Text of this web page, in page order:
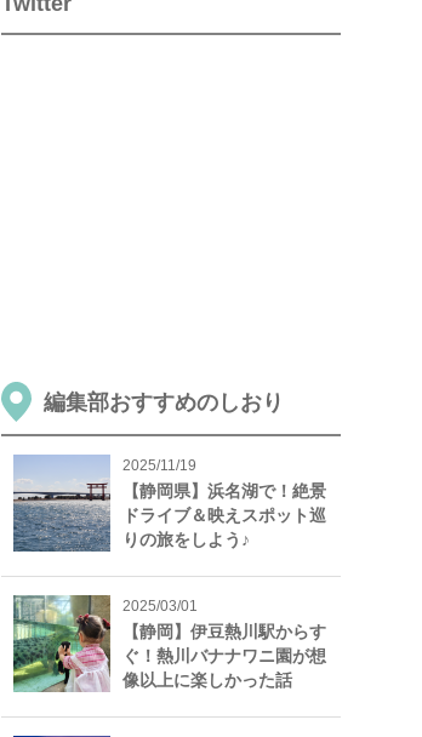
編集部おすすめのしおり
2025/11/19
【静岡県】浜名湖で！絶景
ドライブ＆映えスポット巡
りの旅をしよう♪
2025/03/01
【静岡】伊豆熱川駅からす
ぐ！熱川バナナワニ園が想
像以上に楽しかった話